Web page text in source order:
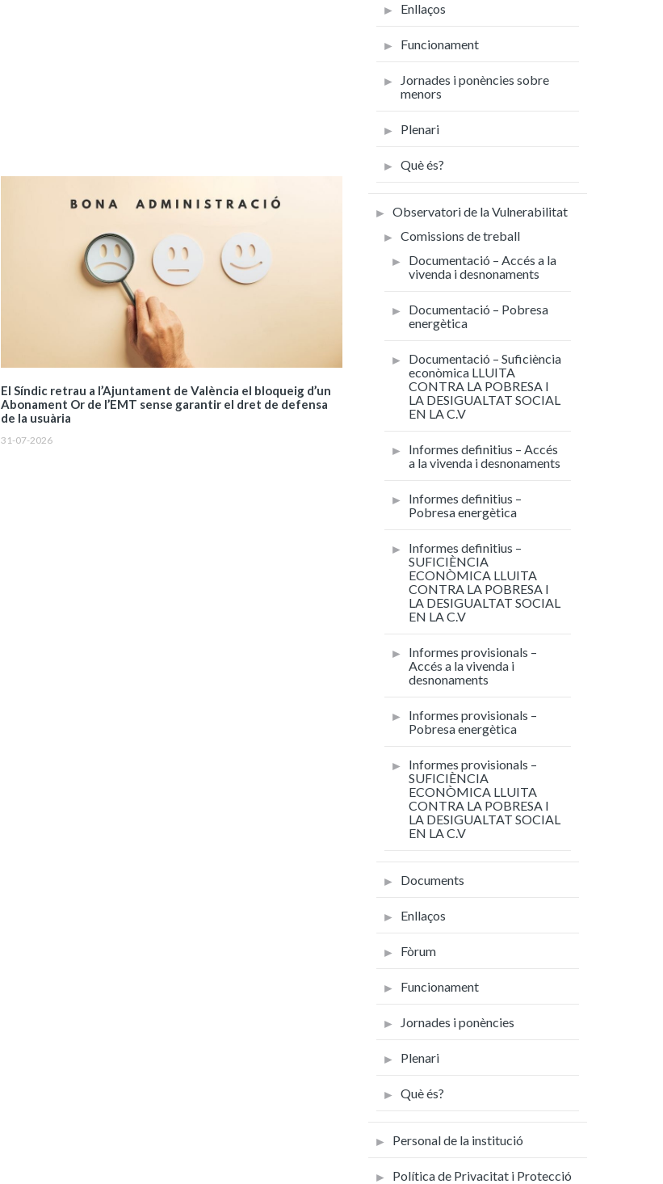
El Síndic retrau a l’Ajuntament de València el bloqueig d’un
Abonament Or de l’EMT sense garantir el dret de defensa
de la usuària
31-07-2026
Enllaços
Funcionament
Jornades i ponències sobre
menors
Plenari
Què és?
Observatori de la Vulnerabilitat
Comissions de treball
Documentació – Accés a la
vivenda i desnonaments
Documentació – Pobresa
energètica
Documentació – Suficiència
econòmica LLUITA
CONTRA LA POBRESA I
LA DESIGUALTAT SOCIAL
EN LA C.V
Informes definitius – Accés
a la vivenda i desnonaments
Informes definitius –
Pobresa energètica
Informes definitius –
SUFICIÈNCIA
ECONÒMICA LLUITA
CONTRA LA POBRESA I
LA DESIGUALTAT SOCIAL
EN LA C.V
Informes provisionals –
Accés a la vivenda i
desnonaments
Informes provisionals –
Pobresa energètica
Informes provisionals –
SUFICIÈNCIA
ECONÒMICA LLUITA
CONTRA LA POBRESA I
LA DESIGUALTAT SOCIAL
EN LA C.V
Documents
Enllaços
Fòrum
Funcionament
Jornades i ponències
Plenari
Què és?
Personal de la institució
Política de Privacitat i Protecció